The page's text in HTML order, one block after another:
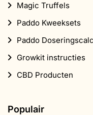
Magic Truffels
Paddo Kweeksets
Paddo
Growkit instructies
CBD Producten
Populair